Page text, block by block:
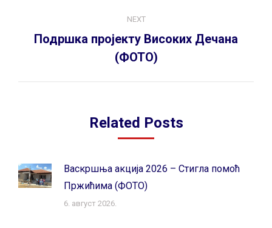
NEXT
Next
post:
Подршка пројекту Високих Дечана
(ФОТО)
Related Posts
Васкршња акција 2026 – Стигла помоћ
Пржићима (ФОТО)
6. август 2026.